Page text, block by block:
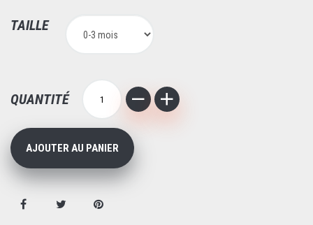
TAILLE
QUANTITÉ
AJOUTER AU PANIER